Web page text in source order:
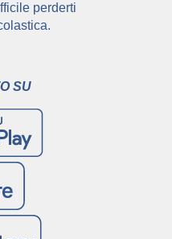
perderti
SU